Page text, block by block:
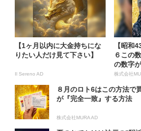
【1ヶ月以内に大金持ちにな
りたい人だけ見て下さい】
Il Sereno AD
【昭和
６この
の数字
方...
株式会社
８月のロト6はこの方法で
が『完全一致』する方法
株式会社MURA AD